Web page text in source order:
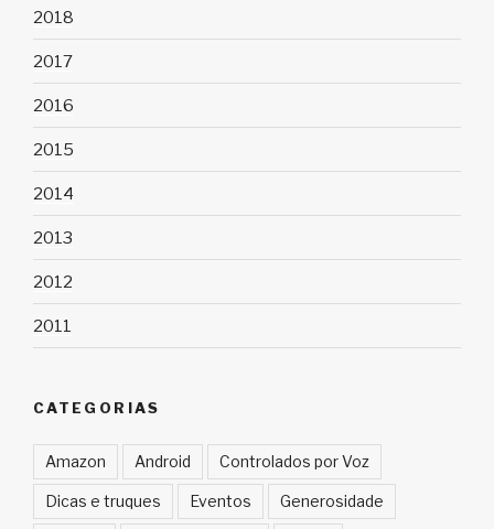
2018
2017
2016
2015
2014
2013
2012
2011
CATEGORIAS
Amazon Android Controlados por Voz
Dicas e truques Eventos Generosidade